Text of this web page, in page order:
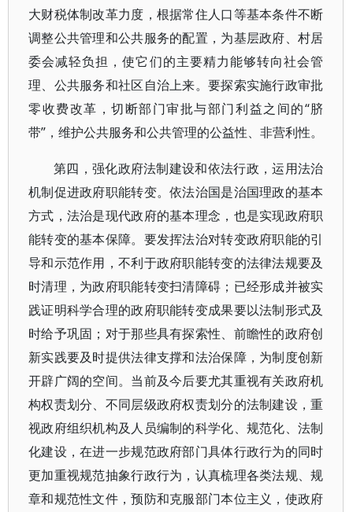
大财税体制改革力度，根据常住人口等基本条件不断
调整公共管理和公共服务的配置，为基层政府、村居
委会减轻负担，使它们的主要精力能够转向社会管
理、公共服务和社区自治上来。要探索实施行政审批
零收费改革，切断部门审批与部门利益之间的“脐
带”，维护公共服务和公共管理的公益性、非营利性。
第四，强化政府法制建设和依法行政，运用法治
机制促进政府职能转变。依法治国是治国理政的基本
方式，法治是现代政府的基本理念，也是实现政府职
能转变的基本保障。要发挥法治对转变政府职能的引
导和示范作用，不利于政府职能转变的法律法规要及
时清理，为政府职能转变扫清障碍；已经形成并被实
践证明科学合理的政府职能转变成果要以法制形式及
时给予巩固；对于那些具有探索性、前瞻性的政府创
新实践要及时提供法律支撑和法治保障，为制度创新
开辟广阔的空间。当前及今后要尤其重视有关政府机
构权责划分、不同层级政府权责划分的法制建设，重
视政府组织机构及人员编制的科学化、规范化、法制
化建设，在进一步规范政府部门具体行政行为的同时
更加重视规范抽象行政行为，认真梳理各类法规、规
章和规范性文件，预防和克服部门本位主义，使政府